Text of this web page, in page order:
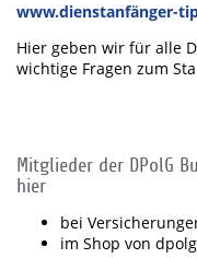
www.dienstanfänger-
Hier geben wir für alle
wichtige Fragen zum
Mitglieder der DPolG
hier
bei
im Shop von